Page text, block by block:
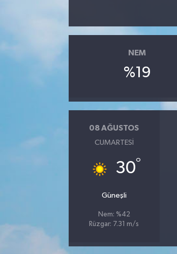
NEM
%19
08 AĞUSTOS
CUMARTESI
30°
Güneşli
Nem: %42
Rüzgar: 7.31 m/s